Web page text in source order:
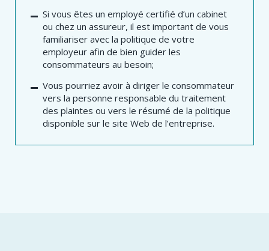
Si vous êtes un employé certifié d’un cabinet
ou chez un assureur, il est important de vous
familiariser avec la politique de votre
employeur afin de bien guider les
consommateurs au besoin;
Vous pourriez avoir à diriger le consommateur
vers la personne responsable du traitement
des plaintes ou vers le résumé de la politique
disponible sur le site Web de l’entreprise.